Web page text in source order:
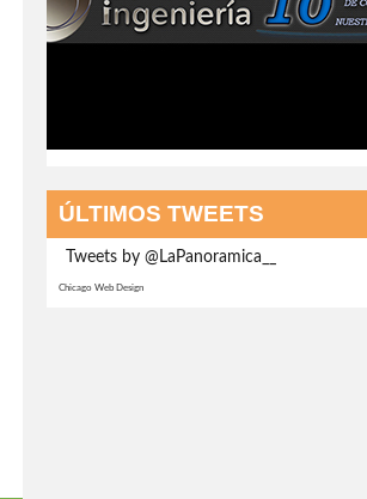
ÚLTIMOS TWEETS
Tweets by @LaPanoramica__
Chicago Web Design